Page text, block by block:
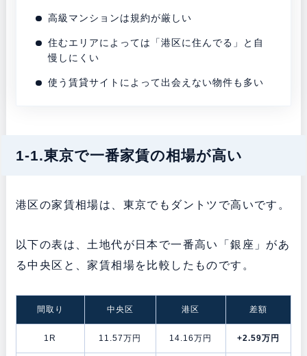
高級マンションは規約が厳しい
住むエリアによっては「港区に住んでる」と自
慢しにくい
使う賃貸サイトによって出会えない物件も多い
1-1.東京で一番家賃の相場が高い
港区の家賃相場は、東京でもダントツで高いです。
以下の表は、土地代が日本で一番高い「銀座」があ
る中央区と、家賃相場を比較したものです。
間取り 中央区 港区 差額
1R 11.57万円 14.16万円 +2.59万円